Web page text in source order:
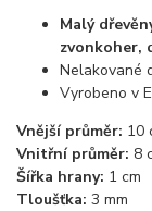
Malý
zvonkoher,
Nelakované
Vyrobeno v
Vnější průměr: 10
Vnitřní průměr: 8
Šířka hrany: 1 cm
Tloušťka: 3 mm